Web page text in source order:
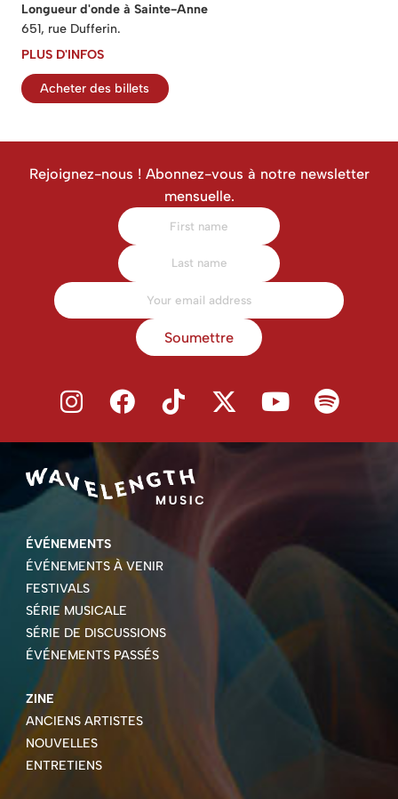
Longueur d'onde à Sainte-Anne
651, rue Dufferin.
PLUS D'INFOS
Acheter des billets
Rejoignez-nous ! Abonnez-vous à notre newsletter
mensuelle.
Soumettre
ÉVÉNEMENTS
ÉVÉNEMENTS À VENIR
FESTIVALS
SÉRIE MUSICALE
SÉRIE DE DISCUSSIONS
ÉVÉNEMENTS PASSÉS
ZINE
ANCIENS ARTISTES
NOUVELLES
ENTRETIENS